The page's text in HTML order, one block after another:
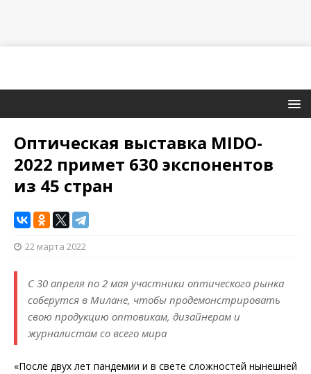
Оптическая выставка MIDO-
2022 примет 630 экспонентов
из 45 стран
22 марта 2022
С 30 апреля по 2 мая участники оптического рынка
соберутся в Милане, чтобы продемонстрировать
свою продукцию оптовикам, дизайнерам и
журналистам со всего мира
«После двух лет пандемии и в свете сложностей нынешней